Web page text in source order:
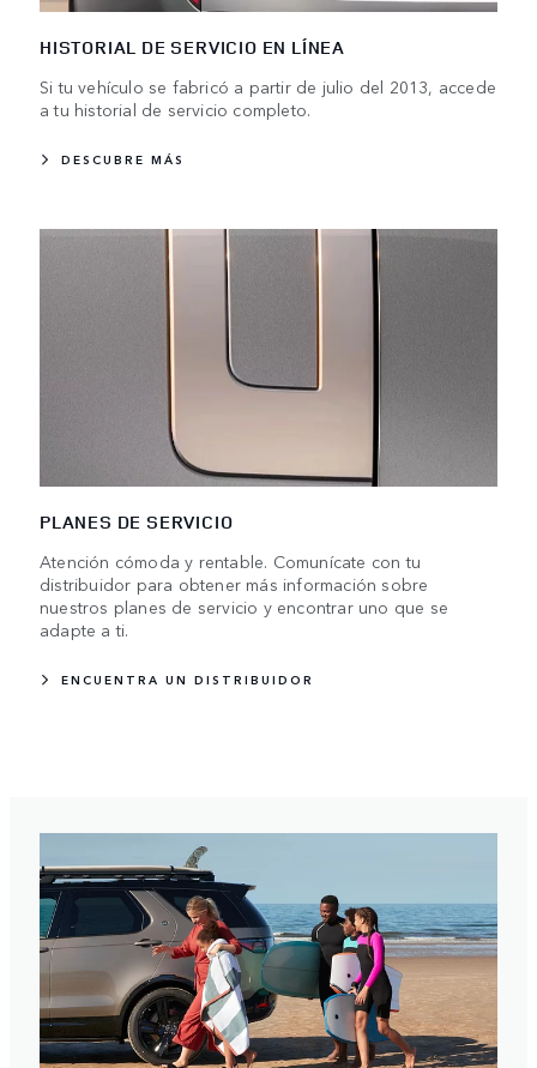
HISTORIAL DE SERVICIO EN LÍNEA
Si tu vehículo se fabricó a partir de julio del 2013, accede
a tu historial de servicio completo.
DESCUBRE MÁS
PLANES DE SERVICIO
Atención cómoda y rentable. Comunícate con tu
distribuidor para obtener más información sobre
nuestros planes de servicio y encontrar uno que se
adapte a ti.
ENCUENTRA UN DISTRIBUIDOR